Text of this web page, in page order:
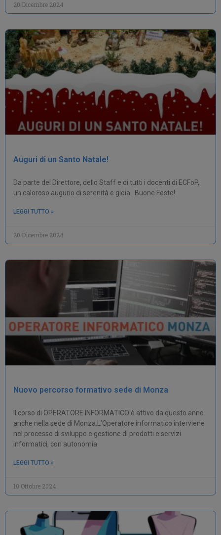
20 Dicembre 2024
Auguri di un Santo Natale!
Da parte del Direttore, dello Staff e di tutti i docenti di ECFoP,
un caloroso augurio di serenità e gioia. Buone Feste!
LEGGI TUTTO »
20 Dicembre 2024
Nuovo percorso formativo sede di Monza
Il corso di OPERATORE INFORMATICO è attivo da questo anno
anche nella sede di Monza.L’Operatore informatico interviene
nel processo di sviluppo e gestione di prodotti e servizi
informatici, con autonomia
LEGGI TUTTO »
10 Ottobre 2024